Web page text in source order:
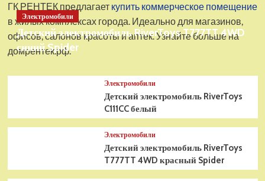
ГК РЕНТЕК предлагает купить коммерческое помещение
в жилых комплексах города. Идеально для магазинов,
офисов, салонов красоты и аптек. Узнайте больше на
домрентек.рф.
Электромобили
Детский электромобиль RiverToys T777TT 4WD
синий Spider
Электромобили
Детский электромобиль RiverToys
C111CC белый
Электромобили
Детский электромобиль RiverToys
T777TT 4WD красный Spider